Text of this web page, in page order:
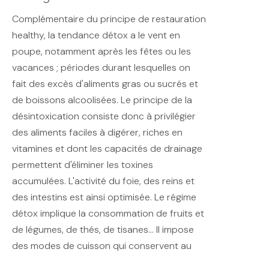
Complémentaire du principe de restauration
healthy, la tendance détox a le vent en
poupe, notamment après les fêtes ou les
vacances ; périodes durant lesquelles on
fait des excès d'aliments gras ou sucrés et
de boissons alcoolisées. Le principe de la
désintoxication consiste donc à privilégier
des aliments faciles à digérer, riches en
vitamines et dont les capacités de drainage
permettent d'éliminer les toxines
accumulées. L'activité du foie, des reins et
des intestins est ainsi optimisée. Le régime
détox implique la consommation de fruits et
de légumes, de thés, de tisanes... Il impose
des modes de cuisson qui conservent au